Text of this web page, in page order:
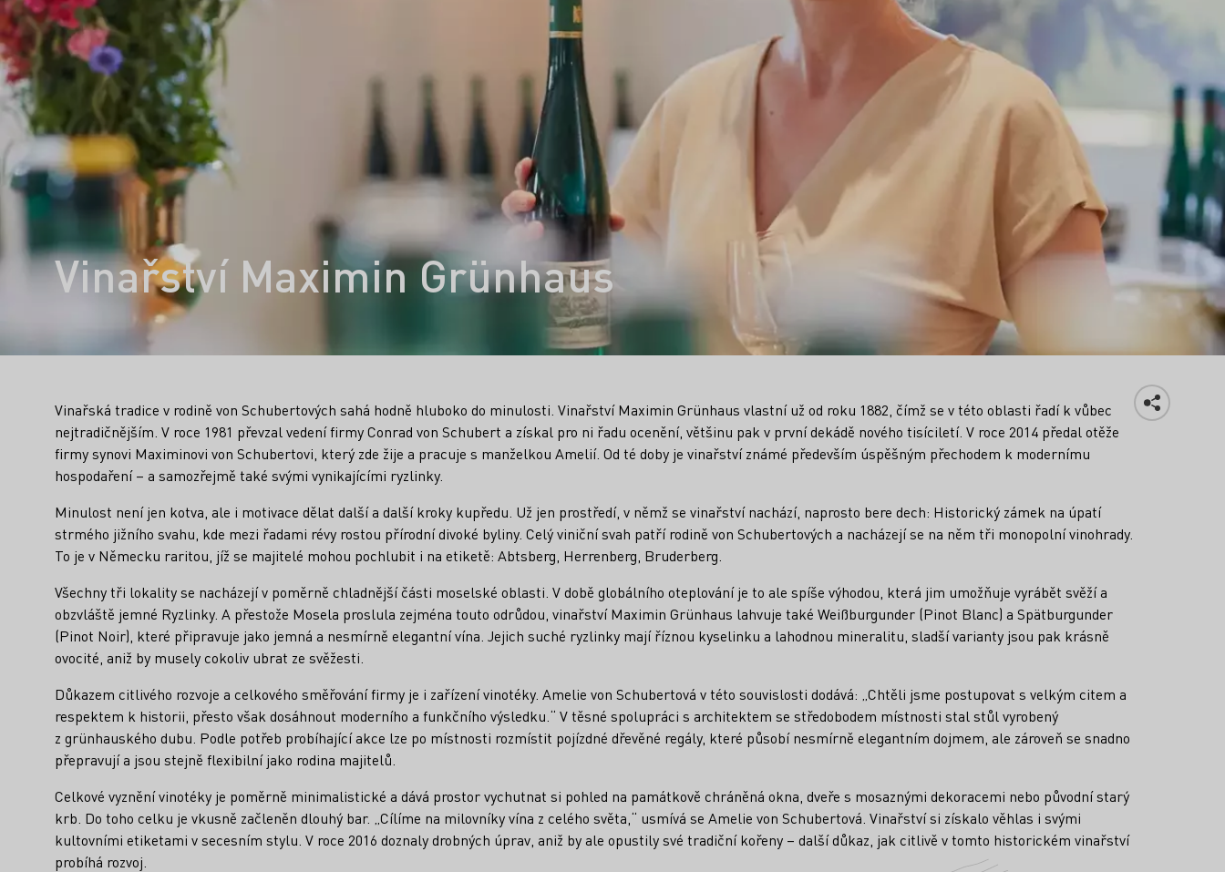
Vinařství Maximin Grünhaus
Vinařská tradice v rodině von Schubertových sahá hodně hluboko do minulosti. Vinařství Maximin Grünhaus vlastní už od roku 1882, čímž se v této oblasti řadí k vůbec
nejtradičnějším. V roce 1981 převzal vedení firmy Conrad von Schubert a získal pro ni řadu ocenění, většinu pak v první dekádě nového tisíciletí. V roce 2014 předal otěže
firmy synovi Maximinovi von Schubertovi, který zde žije a pracuje s manželkou Amelií. Od té doby je vinařství známé především úspěšným přechodem k modernímu
hospodaření – a samozřejmě také svými vynikajícími ryzlinky.
Minulost není jen kotva, ale i motivace dělat další a další kroky kupředu. Už jen prostředí, v němž se vinařství nachází, naprosto bere dech: Historický zámek na úpatí
strmého jižního svahu, kde mezi řadami révy rostou přírodní divoké byliny. Celý viniční svah patří rodině von Schubertových a nacházejí se na něm tři monopolní vinohrady.
To je v Německu raritou, jíž se majitelé mohou pochlubit i na etiketě: Abtsberg, Herrenberg, Bruderberg.
Všechny tři lokality se nacházejí v poměrně chladnější části moselské oblasti. V době globálního oteplování je to ale spíše výhodou, která jim umožňuje vyrábět svěží a
obzvláště jemné Ryzlinky. A přestože Mosela proslula zejména touto odrůdou, vinařství Maximin Grünhaus lahvuje také Weißburgunder (Pinot Blanc) a Spätburgunder
(Pinot Noir), které připravuje jako jemná a nesmírně elegantní vína. Jejich suché ryzlinky mají říznou kyselinku a lahodnou mineralitu, sladší varianty jsou pak krásně
ovocité, aniž by musely cokoliv ubrat ze svěžesti.
Důkazem citlivého rozvoje a celkového směřování firmy je i zařízení vinotéky. Amelie von Schubertová v této souvislosti dodává: „Chtěli jsme postupovat s velkým citem a
respektem k historii, přesto však dosáhnout moderního a funkčního výsledku.“ V těsné spolupráci s architektem se středobodem místnosti stal stůl vyrobený
z grünhauského dubu. Podle potřeb probíhající akce lze po místnosti rozmístit pojízdné dřevěné regály, které působí nesmírně elegantním dojmem, ale zároveň se snadno
přepravují a jsou stejně flexibilní jako rodina majitelů.
Celkové vyznění vinotéky je poměrně minimalistické a dává prostor vychutnat si pohled na památkově chráněná okna, dveře s mosaznými dekoracemi nebo původní starý
krb. Do toho celku je vkusně začleněn dlouhý bar. „Cílíme na milovníky vína z celého světa,“ usmívá se Amelie von Schubertová. Vinařství si získalo věhlas i svými
kultovními etiketami v secesním stylu. V roce 2016 doznaly drobných úprav, aniž by ale opustily své tradiční kořeny – další důkaz, jak citlivě v tomto historickém vinařství
probíhá rozvoj.